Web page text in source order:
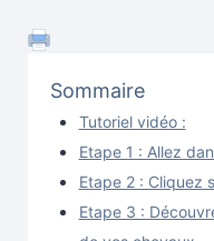
Sommaire
Tutoriel vidéo :
Etape 1 : Allez
Etape 2 : Cliquez
Etape 3 :